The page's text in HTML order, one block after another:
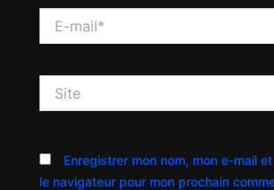
mail*
Enregistrer mon nom, mon e-mail
le navigateur pour mon prochain